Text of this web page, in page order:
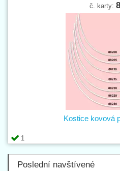
č. karty:
1
Kostice kovová
Poslední navštívené